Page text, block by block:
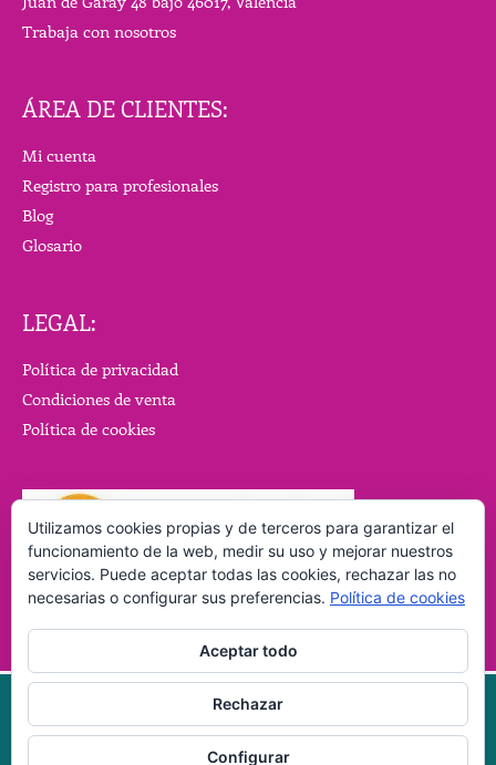
Trabaja con nosotros
ÁREA DE CLIENTES:
Mi cuenta
Registro para profesionales
Blog
Glosario
LEGAL:
Política de privacidad
Condiciones de venta
Política de cookies
Copyright © 2026Aromaterapia y cosmética natural casera.
Utilizamos cookies propias y de terceros para garantizar el
funcionamiento de la web, medir su uso y mejorar nuestros
servicios. Puede aceptar todas las cookies, rechazar las no
necesarias o configurar sus preferencias. Política de cookies
Aceptar todo
Rechazar
Configurar